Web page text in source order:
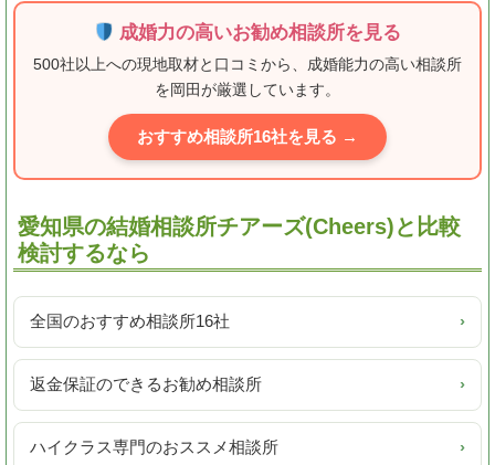
成婚力の高いお勧め相談所を見る
500社以上への現地取材と口コミから、成婚能力の高い相談所
を岡田が厳選しています。
おすすめ相談所16社を見る →
愛知県の結婚相談所チアーズ(Cheers)と比較
検討するなら
全国のおすすめ相談所16社 ›
返金保証のできるお勧め相談所 ›
ハイクラス専門のおススメ相談所 ›